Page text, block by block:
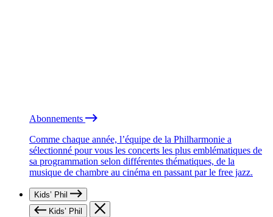
Abonnements
Comme chaque année, l’équipe de la Philharmonie a
sélectionné pour vous les concerts les plus emblématiques de
sa programmation selon différentes thématiques, de la
musique de chambre au cinéma en passant par le free jazz.
Kids’ Phil
Kids’ Phil